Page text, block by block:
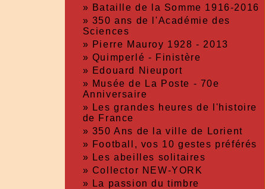
» Bataille de la Somme 1916-2016
» 350 ans de l'Académie des
Sciences
» Pierre Mauroy 1928 - 2013
» Quimperlé - Finistère
» Edouard Nieuport
» Musée de La Poste - 70e
Anniversaire
» Les grandes heures de l'histoire
de France
» 350 Ans de la ville de Lorient
» Football, vos 10 gestes préférés
» Les abeilles solitaires
» Collector NEW-YORK
» La passion du timbre